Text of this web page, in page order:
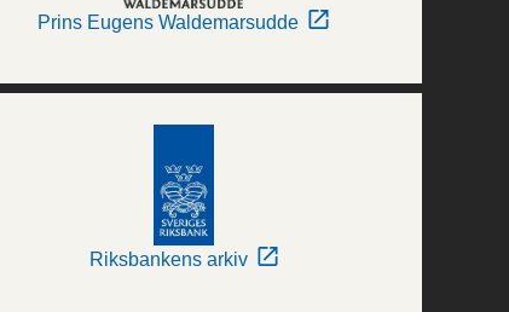
Prins Eugens Waldemarsudde
Riksbankens arkiv